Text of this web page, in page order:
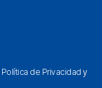
Política de Privacidad y